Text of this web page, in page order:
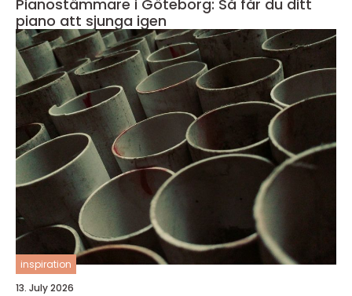
Pianostämmare i Göteborg: Så får du ditt
piano att sjunga igen
inspiration
13. July 2026